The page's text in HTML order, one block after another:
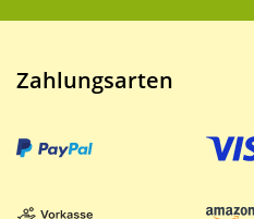
Zahlungsarten